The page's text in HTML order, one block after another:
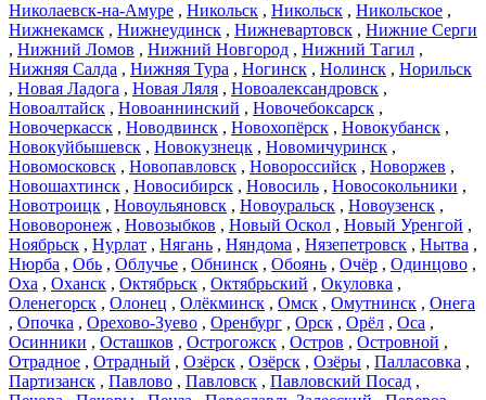
Николаевск-на-Амуре , Никольск , Никольск , Никольское ,
Нижнекамск , Нижнеудинск , Нижневартовск , Нижние Серги
, Нижний Ломов , Нижний Новгород , Нижний Тагил ,
Нижняя Салда , Нижняя Тура , Ногинск , Нолинск , Норильск
, Новая Ладога , Новая Ляля , Новоалександровск ,
Новоалтайск , Новоаннинский , Новочебоксарск ,
Новочеркасск , Новодвинск , Новохопёрск , Новокубанск ,
Новокуйбышевск , Новокузнецк , Новомичуринск ,
Новомосковск , Новопавловск , Новороссийск , Новоржев ,
Новошахтинск , Новосибирск , Новосиль , Новосокольники ,
Новотроицк , Новоульяновск , Новоуральск , Новоузенск ,
Нововоронеж , Новозыбков , Новый Оскол , Новый Уренгой ,
Ноябрьск , Нурлат , Нягань , Няндома , Нязепетровск , Нытва ,
Нюрба , Обь , Облучье , Обнинск , Обоянь , Очёр , Одинцово ,
Оха , Оханск , Октябрьск , Октябрьский , Окуловка ,
Оленегорск , Олонец , Олёкминск , Омск , Омутнинск , Онега
, Опочка , Орехово-Зуево , Оренбург , Орск , Орёл , Оса ,
Осинники , Осташков , Острогожск , Остров , Островной ,
Отрадное , Отрадный , Озёрск , Озёрск , Озёры , Палласовка ,
Партизанск , Павлово , Павловск , Павловский Посад ,